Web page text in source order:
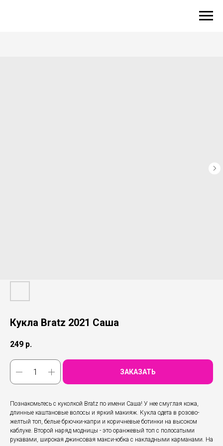
Кукла Bratz 2021 Саша
249 р.
ЗАКАЗАТЬ
Познакомьтесь с куколкой Bratz по имени Саша! У нее смуглая кожа,
длинные каштановые волосы и яркий макияж. Кукла одета в розово-
желтый топ, белые брючки-капри и коричневые ботинки на высоком
каблуке. Второй наряд модницы - это оранжевый топ с полосатыми
рукавами, широкая джинсовая макси-юбка с накладными карманами. На